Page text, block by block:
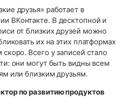
друзья» работает в
ВКонтакте. В десктопной и
от близких друзей можно
их на этих платформах
Всего у записей стало
они могут быть видны всем
или близким друзьям.
по развитию продуктов